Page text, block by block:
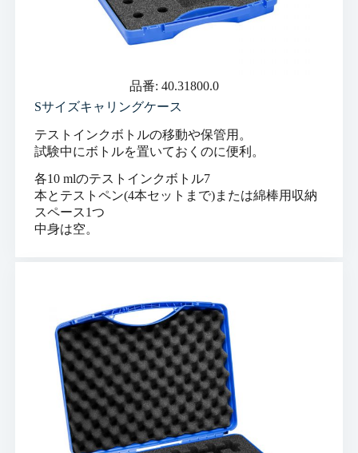
品番: 40.31800.0
Sサイズキャリングケース
テストインクボトルの移動や保管用。
試験中にボトルを置いておくのに便利。
各10 mlのテストインクボトル7
本とテストペン(4本セットまで)または綿棒用収納
スペース1つ
中身は空。